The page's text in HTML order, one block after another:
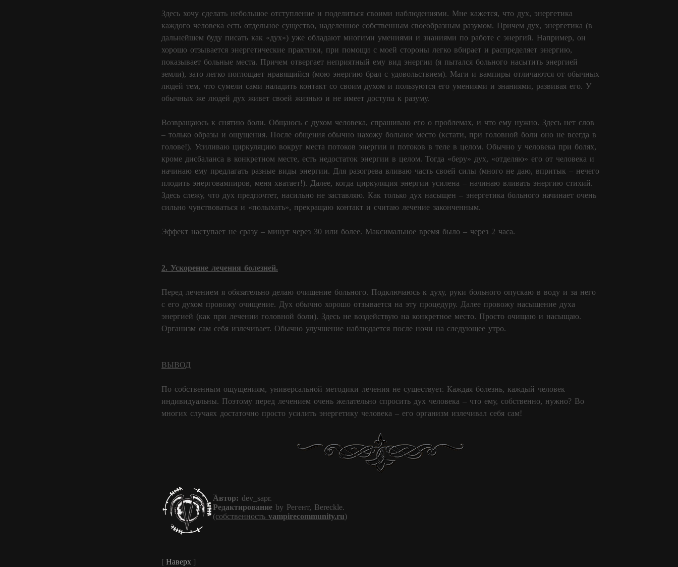
Здесь хочу сделать небольшое отступление и поделиться своими наблюдениями. Мне кажется, что дух, энергетика
каждого человека есть отдельное существо, наделенное собственным своеобразным разумом. Причем дух, энергетика (в
дальнейшем буду писать как «дух») уже обладают многими умениями и знаниями по работе с энергий. Например, он
хорошо отзывается энергетические практики, при помощи с моей стороны легко вбирает и распределяет энергию,
показывает больные места. Причем отвергает неприятный ему вид энергии (я пытался больного насытить энергией
земли), зато легко поглощает нравящийся (мою энергию брал с удовольствием). Маги и вампиры отличаются от обычных
людей тем, что сумели сами наладить контакт со своим духом и пользуются его умениями и знаниями, развивая его. У
обычных же людей дух живет своей жизнью и не имеет доступа к разуму.
Возвращаюсь к снятию боли. Общаюсь с духом человека, спрашиваю его о проблемах, и что ему нужно. Здесь нет слов
– только образы и ощущения. После общения обычно нахожу больное место (кстати, при головной боли оно не всегда в
голове!). Усиливаю циркуляцию вокруг места потоков энергии и потоков в теле в целом. Обычно у человека при болях,
кроме дисбаланса в конкретном месте, есть недостаток энергии в целом. Тогда «беру» дух, «отделяю» его от человека и
начинаю ему предлагать разные виды энергии. Для разогрева вливаю часть своей силы (много не даю, впритык – нечего
плодить энерговампиров, меня хватает!). Далее, когда циркуляция энергии усилена – начинаю вливать энергию стихий.
Здесь слежу, что дух предпочтет, насильно не заставляю. Как только дух насыщен – энергетика больного начинает очень
сильно чувствоваться и «полыхать», прекращаю контакт и считаю лечение законченным.
Эффект наступает не сразу – минут через 30 или более. Максимальное время было – через 2 часа.
2. Ускорение лечения болезней.
Перед лечением я обязательно делаю очищение больного. Подключаюсь к духу, руки больного опускаю в воду и за него
с его духом провожу очищение. Дух обычно хорошо отзывается на эту процедуру. Далее провожу насыщение духа
энергией (как при лечении головной боли). Здесь не воздействую на конкретное место. Просто очищаю и насыщаю.
Организм сам себя излечивает. Обычно улучшение наблюдается после ночи на следующее утро.
ВЫВОД
По собственным ощущениям, универсальной методики лечения не существует. Каждая болезнь, каждый человек
индивидуальны. Поэтому перед лечением очень желательно спросить дух человека – что ему, собственно, нужно? Во
многих случаях достаточно просто усилить энергетику человека – его организм излечивал себя сам!
Автор: dev_sapr.
Редактирование by Регент, Bereckle.
(собственность vampirecommunity.ru)
[ Наверх ]